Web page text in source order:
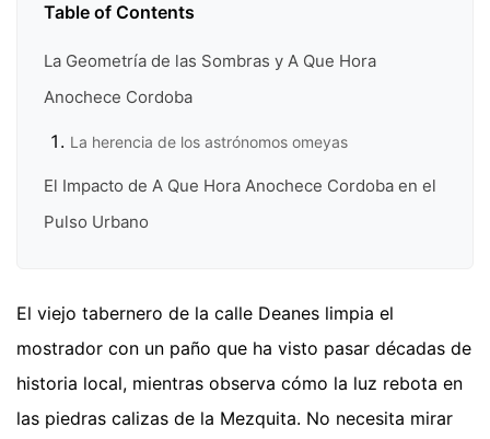
Table of Contents
La Geometría de las Sombras y A Que Hora
Anochece Cordoba
La herencia de los astrónomos omeyas
El Impacto de A Que Hora Anochece Cordoba en el
Pulso Urbano
El viejo tabernero de la calle Deanes limpia el
mostrador con un paño que ha visto pasar décadas de
historia local, mientras observa cómo la luz rebota en
las piedras calizas de la Mezquita. No necesita mirar